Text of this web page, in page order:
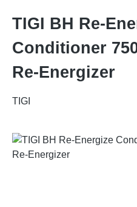
TIGI BH Re-
Conditioner
Re-Energizer
TIGI
Bildergalerie überspringen